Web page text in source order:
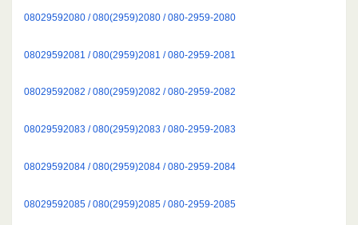
08029592080 / 080(2959)2080 / 080-2959-2080
08029592081 / 080(2959)2081 / 080-2959-2081
08029592082 / 080(2959)2082 / 080-2959-2082
08029592083 / 080(2959)2083 / 080-2959-2083
08029592084 / 080(2959)2084 / 080-2959-2084
08029592085 / 080(2959)2085 / 080-2959-2085